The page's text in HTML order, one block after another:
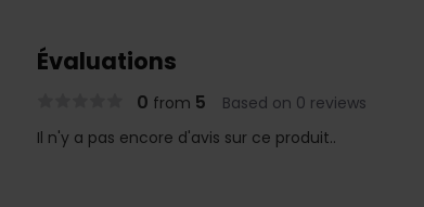
Évaluations
0 from 5
Based on 0 reviews
Il n'y a pas encore d'avis sur ce produit..